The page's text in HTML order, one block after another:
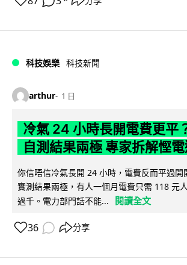
科技娛樂 科技新聞
arthur 1 日
冷氣 24 小時長開電費更平
自測結果兩極 專家拆解慳
你信唔信冷氣長開 24 小時，電費反而平過開
實測結果兩極，有人一個月電費只需 118 元
過千。電力部門話不能...
閱讀全文
36 分享